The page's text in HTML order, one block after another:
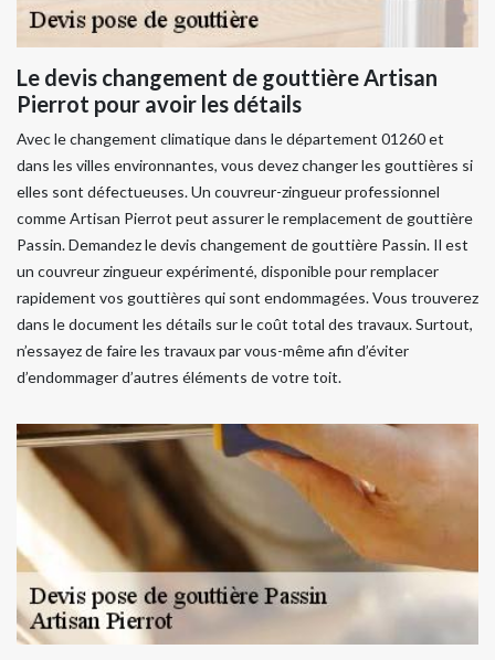
Le devis changement de gouttière Artisan
Pierrot pour avoir les détails
Avec le changement climatique dans le département 01260 et
dans les villes environnantes, vous devez changer les gouttières si
elles sont défectueuses. Un couvreur-zingueur professionnel
comme Artisan Pierrot peut assurer le remplacement de gouttière
Passin. Demandez le devis changement de gouttière Passin. Il est
un couvreur zingueur expérimenté, disponible pour remplacer
rapidement vos gouttières qui sont endommagées. Vous trouverez
dans le document les détails sur le coût total des travaux. Surtout,
n’essayez de faire les travaux par vous-même afin d’éviter
d’endommager d’autres éléments de votre toit.